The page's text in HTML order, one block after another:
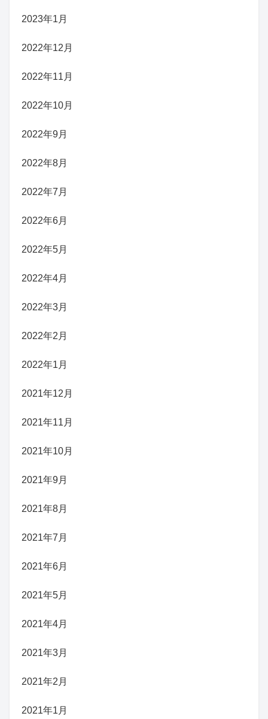
2023年1月
2022年12月
2022年11月
2022年10月
2022年9月
2022年8月
2022年7月
2022年6月
2022年5月
2022年4月
2022年3月
2022年2月
2022年1月
2021年12月
2021年11月
2021年10月
2021年9月
2021年8月
2021年7月
2021年6月
2021年5月
2021年4月
2021年3月
2021年2月
2021年1月